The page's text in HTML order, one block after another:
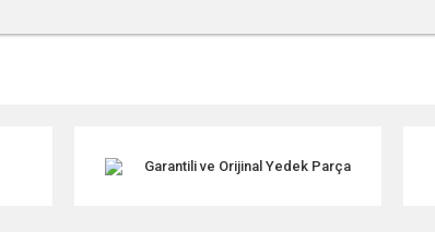
Garantili ve Orijinal Yedek Parça